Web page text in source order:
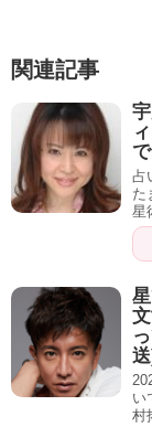
→ 誰も手が付け
生駒里奈、松村
→ 人の話を全く
白石「一番私と
秋元真夏・高山
関連記事
占
た
星
い
村